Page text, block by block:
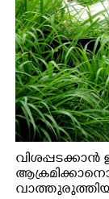
വിശപ്പടക്കാൻ